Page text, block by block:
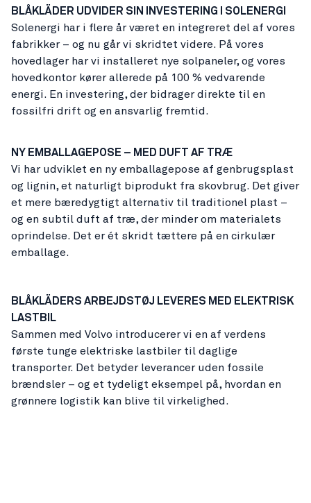
BLÅKLÄDER UDVIDER SIN INVESTERING I SOLENERGI
Solenergi har i flere år været en integreret del af vores
fabrikker – og nu går vi skridtet videre. På vores
hovedlager har vi installeret nye solpaneler, og vores
hovedkontor kører allerede på 100 % vedvarende
energi. En investering, der bidrager direkte til en
fossilfri drift og en ansvarlig fremtid.
NY EMBALLAGEPOSE – MED DUFT AF TRÆ
Vi har udviklet en ny emballagepose af genbrugsplast
og lignin, et naturligt biprodukt fra skovbrug. Det giver
et mere bæredygtigt alternativ til traditionel plast –
og en subtil duft af træ, der minder om materialets
oprindelse. Det er ét skridt tættere på en cirkulær
emballage.
BLÅKLÄDERS ARBEJDSTØJ LEVERES MED ELEKTRISK
LASTBIL
Sammen med Volvo introducerer vi en af verdens
første tunge elektriske lastbiler til daglige
transporter. Det betyder leverancer uden fossile
brændsler – og et tydeligt eksempel på, hvordan en
grønnere logistik kan blive til virkelighed.